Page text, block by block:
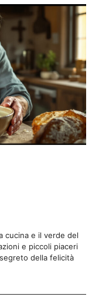
cucina e il verde del
e piccoli piaceri
della felicità